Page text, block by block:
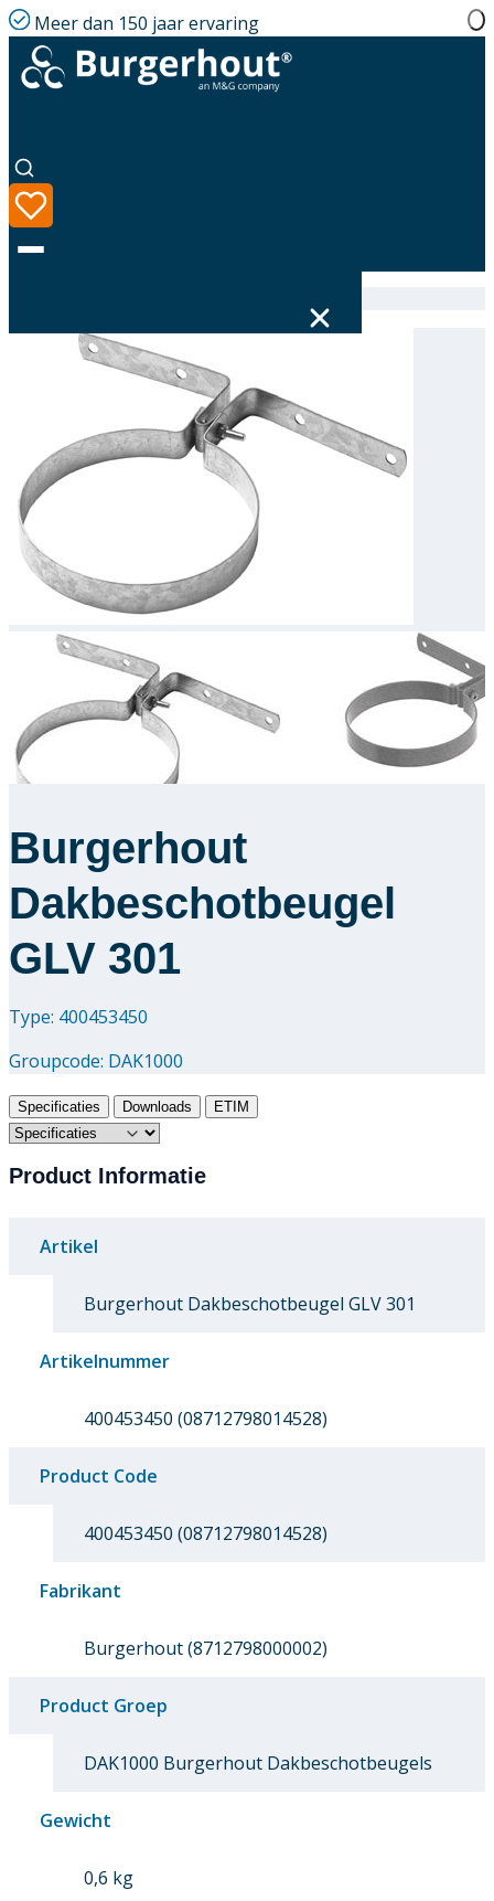
Meer dan 150 jaar ervaring
Oplossingen
Downloads
Academy
Over ons
Contact
Burgerhout
Dakbeschotbeugel
GLV 301
Type: 400453450
Groupcode: DAK1000
Specificaties Downloads ETIM
Product Informatie
Artikel
Burgerhout Dakbeschotbeugel GLV 301
Artikelnummer
400453450 (08712798014528)
Product Code
400453450 (08712798014528)
Fabrikant
Burgerhout (8712798000002)
Product Groep
DAK1000 Burgerhout Dakbeschotbeugels
Gewicht
0,6 kg